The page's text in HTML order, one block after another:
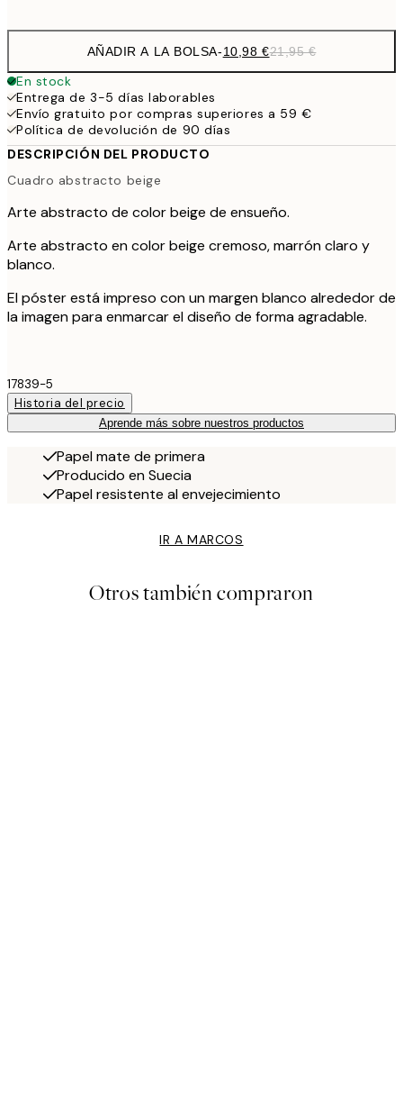
AÑADIR A LA BOLSA-10,98 €21,95 €
En stock
Entrega de 3-5 días laborables
Envío gratuito por compras superiores a 59 €
Política de devolución de 90 días
DESCRIPCIÓN DEL PRODUCTO
Cuadro abstracto beige
Arte abstracto de color beige de ensueño.
Arte abstracto en color beige cremoso, marrón claro y
blanco.
El póster está impreso con un margen blanco alrededor de
la imagen para enmarcar el diseño de forma agradable.
17839-5
Historia del precio
Aprende más sobre nuestros productos
Papel mate de primera
Producido en Suecia
Papel resistente al envejecimiento
IR A MARCOS
Otros también compraron